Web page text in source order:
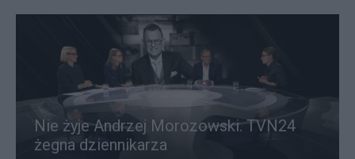
Nie żyje Andrzej Morozowski. TVN24
żegna dziennikarza